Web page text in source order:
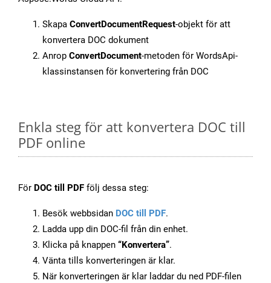
Skapa ConvertDocumentRequest-objekt för att
konvertera DOC dokument
Anrop ConvertDocument-metoden för WordsApi-
klassinstansen för konvertering från DOC
Enkla steg för att konvertera DOC till
PDF online
För DOC till PDF följ dessa steg:
Besök webbsidan DOC till PDF.
Ladda upp din DOC-fil från din enhet.
Klicka på knappen “Konvertera”.
Vänta tills konverteringen är klar.
När konverteringen är klar laddar du ned PDF-filen